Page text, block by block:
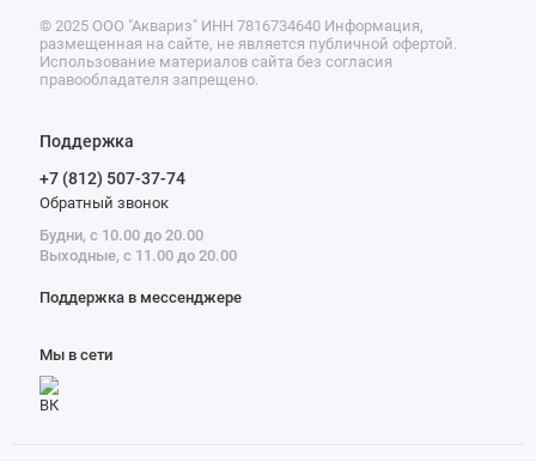
© 2025 ООО "Аквариз" ИНН 7816734640 Информация,
размещенная на сайте, не является публичной офертой.
Использование материалов сайта без согласия
правообладателя запрещено.
Поддержка
+7 (812) 507-37-74
Обратный звонок
Будни, с 10.00 до 20.00
Выходные, с 11.00 до 20.00
Поддержка в мессенджере
Мы в сети